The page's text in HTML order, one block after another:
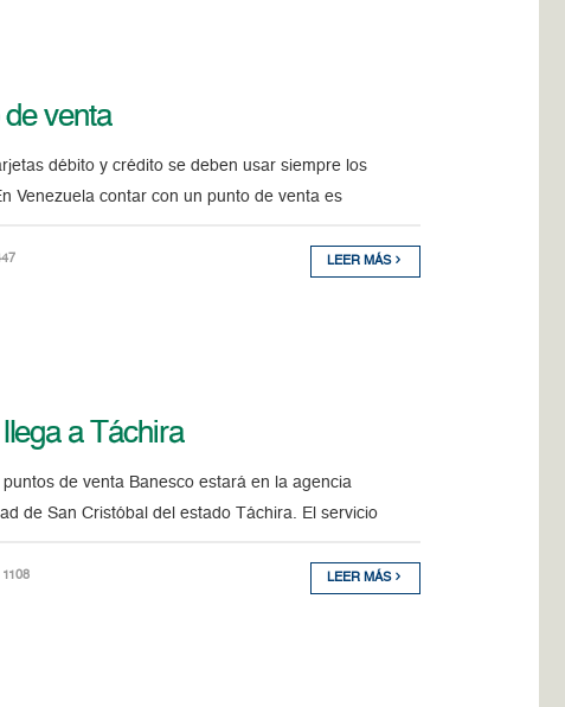
venta
débito y crédito se deben usar siempre los
Venezuela contar con un punto de venta es
LEER MÁS
a Táchira
de venta Banesco estará en la agencia
de San Cristóbal del estado Táchira. El servicio
1108 LEER MÁS